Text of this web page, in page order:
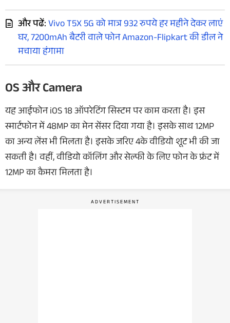
और पढें:Vivo T5X 5G को मात्र 932 रुपये हर महीने देकर लाएं
घर, 7200mAh बैटरी वाले फोन Amazon-Flipkart की डील ने
मचाया हंगामा
OS और Camera
यह आईफोन iOS 18 ऑपरेटिंग सिस्टम पर काम करता है। इस
स्मार्टफोन में 48MP का मेन सेंसर दिया गया है। इसके साथ 12MP
का अन्य लेंस भी मिलता है। इसके जरिए 4के वीडियो शूट भी की जा
सकती है। वहीं, वीडियो कॉलिंग और सेल्फी के लिए फोन के फ्रंट में
12MP का कैमरा मिलता है।